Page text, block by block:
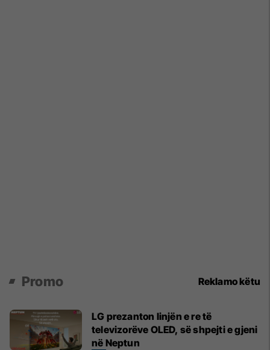
Promo Reklamo këtu
LG prezanton linjën e re të
televizorëve OLED, së shpejti e gjeni
në Neptun